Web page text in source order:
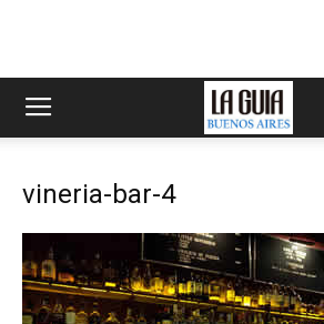
vineria-bar-4